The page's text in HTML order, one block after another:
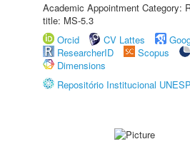
Academic Appointment Category:
title: MS-5.3
Orcid
CV Lattes
ResearcherID
Scopus
Dimensions
Repositório Institucional UNESP